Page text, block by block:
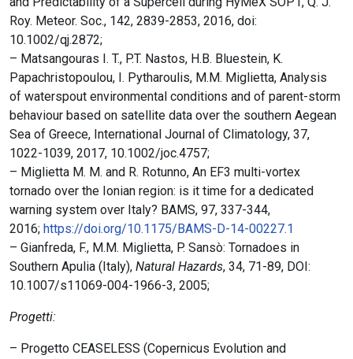
Roy. Meteor. Soc., 142, 2839-2853, 2016, doi:
10.1002/qj.2872;
– Matsangouras I. T., P.T. Nastos, H.B. Bluestein, K.
Papachristopoulou, I. Pytharoulis, M.M. Miglietta, Analysis
of waterspout environmental conditions and of parent-storm
behaviour based on satellite data over the southern Aegean
Sea of Greece, International Journal of Climatology, 37,
1022-1039, 2017, 10.1002/joc.4757;
– Miglietta M. M. and R. Rotunno, An EF3 multi-vortex
tornado over the Ionian region: is it time for a dedicated
warning system over Italy? BAMS, 97, 337-344,
2016; https://doi.org/10.1175/BAMS-D-14-00227.1
– Gianfreda, F., M.M. Miglietta, P. Sansò: Tornadoes in
Southern Apulia (Italy), Natural Hazards, 34, 71-89, DOI:
10.1007/s11069-004-1966-3, 2005;
Progetti:
– Progetto CEASELESS (Copernicus Evolution and